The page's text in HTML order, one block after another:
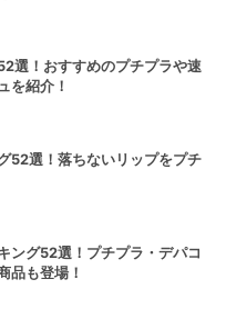
選！おすすめのプチプラや速
を紹介！
52選！落ちないリップをプチ
ング52選！プチプラ・デパコ
品も登場！